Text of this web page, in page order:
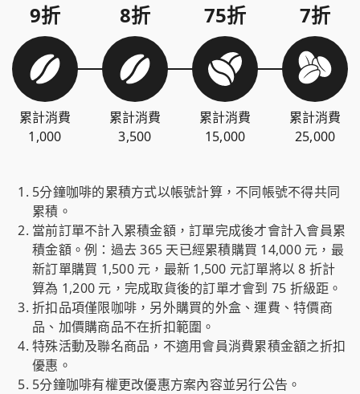
9折
累計消費
1,000
8折
累計消費
3,500
75折
累計消費
15,000
7折
累計消費
25,000
5分鐘咖啡的累積方式以帳號計算，不同帳號不得共同
累積。
當前訂單不計入累積金額，訂單完成後才會計入會員累
積金額。例：過去 365 天已經累積購買 14,000 元，最
新訂單購買 1,500 元，最新 1,500 元訂單將以 8 折計
算為 1,200 元，完成取貨後的訂單才會到 75 折級距。
折扣品項僅限咖啡，另外購買的外盒、運費、特價商
品、加價購商品不在折扣範圍。
特殊活動及聯名商品，不適用會員消費累積金額之折扣
優惠。
5分鐘咖啡有權更改優惠方案內容並另行公告。